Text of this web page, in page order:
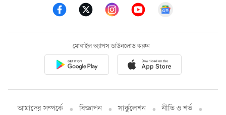
মোবাইল অ্যাপস ডাউনলোড করুন
আমাদের সম্পর্কে বিজ্ঞাপন সার্কুলেশন নীতি ও শর্ত